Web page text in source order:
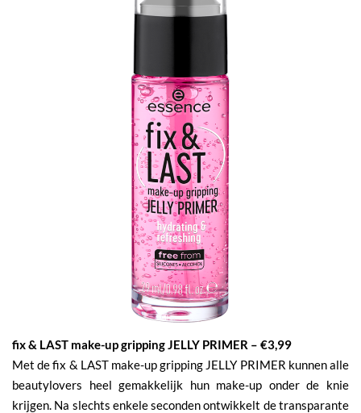
fix & LAST make-up gripping JELLY PRIMER – €3,99
Met de fix & LAST make-up gripping JELLY PRIMER kunnen alle
beautylovers heel gemakkelijk hun make-up onder de knie
krijgen. Na slechts enkele seconden ontwikkelt de transparante